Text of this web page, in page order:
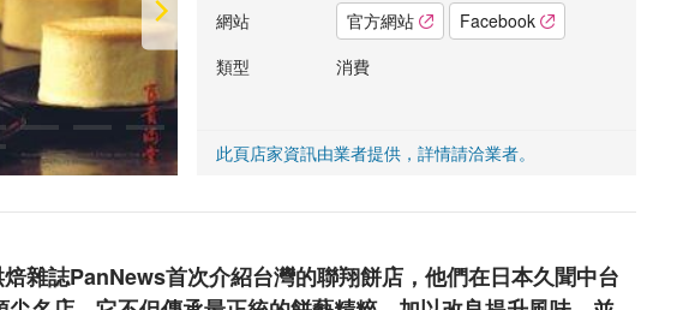
網站 官方網站
Facebook
類型
消費
此頁店家資訊由業者提供，詳情請洽業者。
雜誌PanNews首次介紹台灣的聯翔餅店，他們在日本久聞中台